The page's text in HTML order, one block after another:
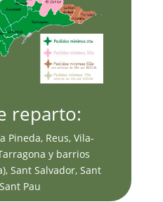
reparto:
Pineda, Reus, Vila-
y barrios
Sant Salvador, Sant
Pau